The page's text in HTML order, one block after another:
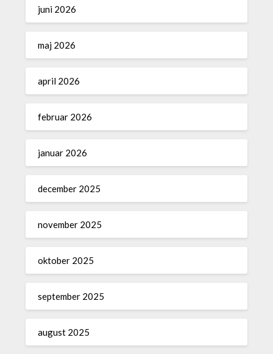
juni 2026
maj 2026
april 2026
februar 2026
januar 2026
december 2025
november 2025
oktober 2025
september 2025
august 2025